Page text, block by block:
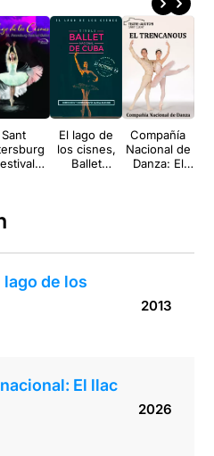
Sant
El lago de
los cisnes,
Ballet
Compañía
Nacional de
Danza: El
lago de los
2013
El llac
2026